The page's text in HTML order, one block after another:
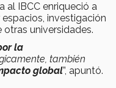
al IBCC enriqueció a
investigación
universidades.
la
también
global”, apuntó.